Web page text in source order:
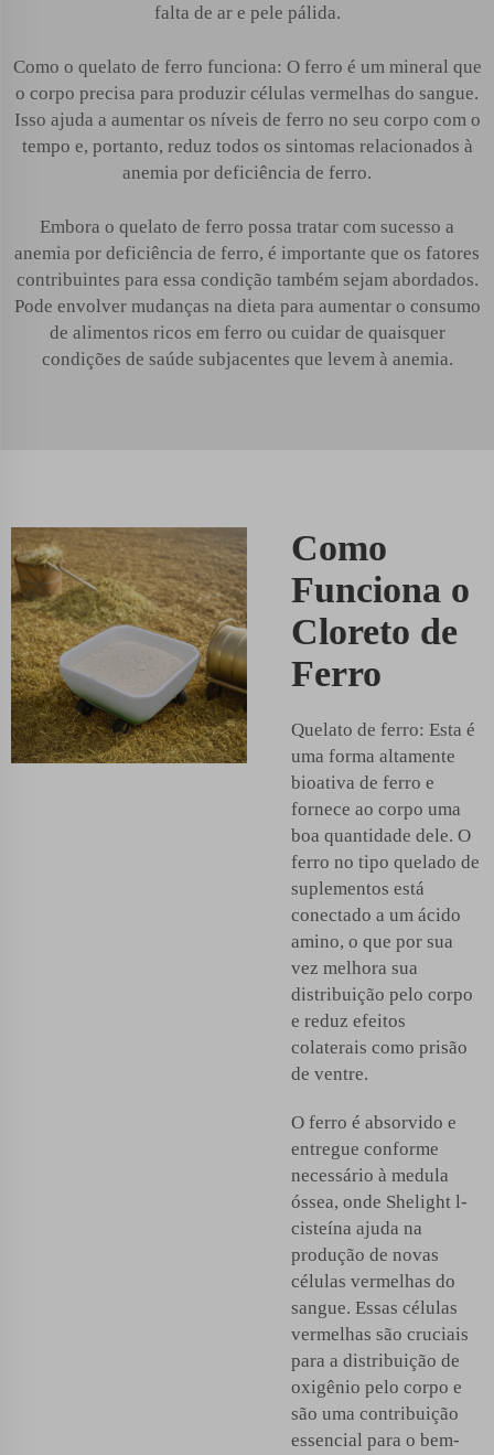
falta de ar e pele pálida.
Como o quelato de ferro funciona: O ferro é um mineral que
o corpo precisa para produzir células vermelhas do sangue.
Isso ajuda a aumentar os níveis de ferro no seu corpo com o
tempo e, portanto, reduz todos os sintomas relacionados à
anemia por deficiência de ferro.
Embora o quelato de ferro possa tratar com sucesso a
anemia por deficiência de ferro, é importante que os fatores
contribuintes para essa condição também sejam abordados.
Pode envolver mudanças na dieta para aumentar o consumo
de alimentos ricos em ferro ou cuidar de quaisquer
condições de saúde subjacentes que levem à anemia.
Como
Funciona o
Cloreto de
Ferro
Quelato de ferro: Esta é
uma forma altamente
bioativa de ferro e
fornece ao corpo uma
boa quantidade dele. O
ferro no tipo quelado de
suplementos está
conectado a um ácido
amino, o que por sua
vez melhora sua
distribuição pelo corpo
e reduz efeitos
colaterais como prisão
de ventre.
O ferro é absorvido e
entregue conforme
necessário à medula
óssea, onde Shelight l-
cisteína ajuda na
produção de novas
células vermelhas do
sangue. Essas células
vermelhas são cruciais
para a distribuição de
oxigênio pelo corpo e
são uma contribuição
essencial para o bem-